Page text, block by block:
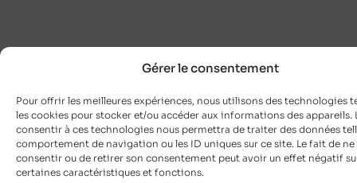
Gérer le consentement
Pour offrir les meilleures expériences, nous utilisons des technologies
les cookies pour stocker et/ou accéder aux informations des appareils.
consentir à ces technologies nous permettra de traiter des données
comportement de navigation ou les ID uniques sur ce site. Le fait de ne
consentir ou de retirer son consentement peut avoir un effet négatif
certaines caractéristiques et fonctions.